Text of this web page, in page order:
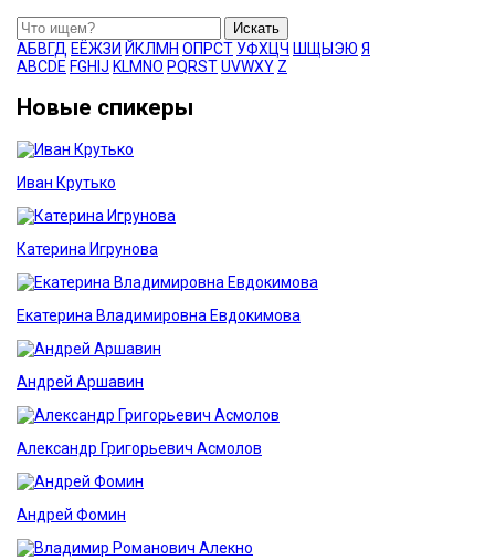
Искать
АБВГД ЕЁЖЗИ Й КЛ М Н ОП РСТ УФХЦЧ Ш ЩЫ ЭЮ Я
ABCDE FGH J KLM NO PQRSTUVWXY Z
Новые спикеры
Иван Крутько
Катерина Игрунова
Екатерина Владимировна Евдокимова
Андрей Аршавин
Александр Григорьевич Асмолов
Андрей Фомин